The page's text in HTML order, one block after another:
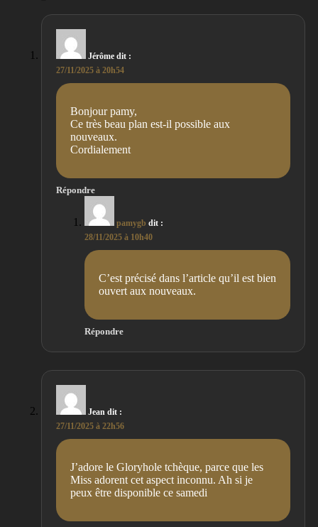
Jérôme dit :
27/11/2025 à 20h54
Bonjour pamy,
Ce très beau plan est-il possible aux
nouveaux.
Cordialement
Répondre
pamygb dit :
28/11/2025 à 10h40
C’est précisé dans l’article qu’il est bien
ouvert aux nouveaux.
Répondre
Jean dit :
27/11/2025 à 22h56
J’adore le Gloryhole tchèque, parce que les
Miss adorent cet aspect inconnu. Ah si je
peux être disponible ce samedi